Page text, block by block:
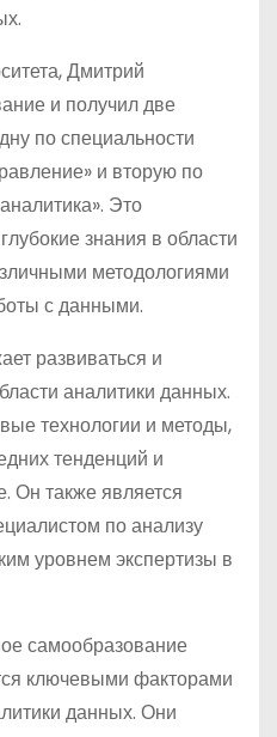
Дмитрий
и получил две
по специальности
и вторую по
Это
знания в области
методологиями
с данными.
развиваться и
аналитики данных.
технологии и методы,
тенденций и
Он также является
по анализу
уровнем экспертизы в
самообразование
ключевыми факторами
данных. Они